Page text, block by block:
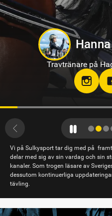
Travtränare på
Vi på Sulkysport tar dig med på
delar med sig av sin vardag och sin
kanaler. Som trogen läsare av
dessutom kontinuerliga
tävling.